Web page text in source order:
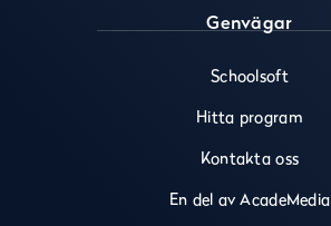
c
e
o
k
(
p
s
t
g
a
m
ö
t
b
(
ö
p
Genvägar
Schoolsoft
Hitta program
Kontakta oss
En del av AcadeMedia